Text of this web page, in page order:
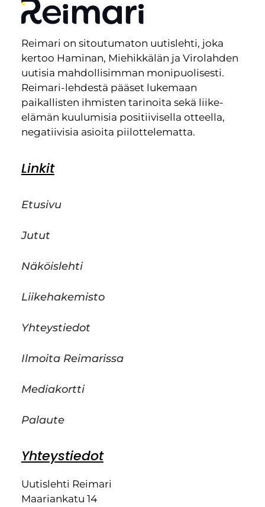
Reimari on sitoutumaton uutislehti, joka
kertoo Haminan, Miehikkälän ja Virolahden
uutisia mahdollisimman monipuolisesti.
Reimari-lehdestä pääset lukemaan
paikallisten ihmisten tarinoita sekä liike-
elämän kuulumisia positiivisella otteella,
negatiivisia asioita piilottelematta.
Linkit
Etusivu
Jutut
Näköislehti
Liikehakemisto
Yhteystiedot
Ilmoita Reimarissa
Mediakortti
Palaute
Yhteystiedot
Uutislehti Reimari
Maariankatu 14